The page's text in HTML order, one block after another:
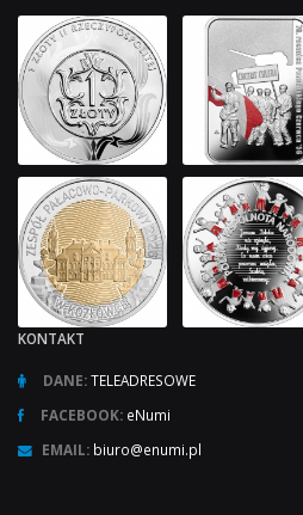
KONTAKT
DANE:TELEADRESOWE
FACEBOOK: eNumi
EMAIL: biuro@enumi.pl